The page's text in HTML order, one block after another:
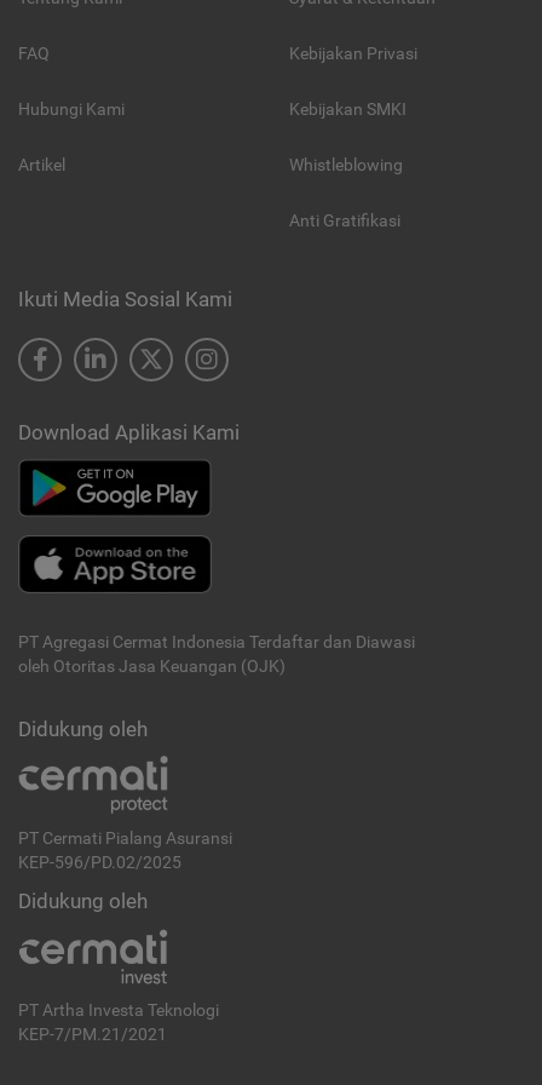
FAQ
Hubungi Kami
Artikel
Kebijakan Privasi
Kebijakan SMKI
Whistleblowing
Anti Gratifikasi
Ikuti Media Sosial Kami
Download Aplikasi Kami
PT Agregasi Cermat Indonesia Terdaftar dan Diawasi
oleh Otoritas Jasa Keuangan (OJK)
Didukung oleh
PT Cermati Pialang Asuransi
KEP-596/PD.02/2025
Didukung oleh
PT Artha Investa Teknologi
KEP-7/PM.21/2021